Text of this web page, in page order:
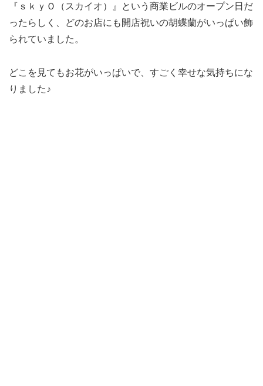
『ｓｋｙＯ（スカイオ）』という商業ビルのオープン日だ
ったらしく、どのお店にも開店祝いの胡蝶蘭がいっぱい飾
られていました。
どこを見てもお花がいっぱいで、すごく幸せな気持ちにな
りました♪